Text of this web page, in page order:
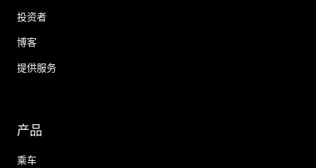
投资者
博客
提供服务
产品
乘车